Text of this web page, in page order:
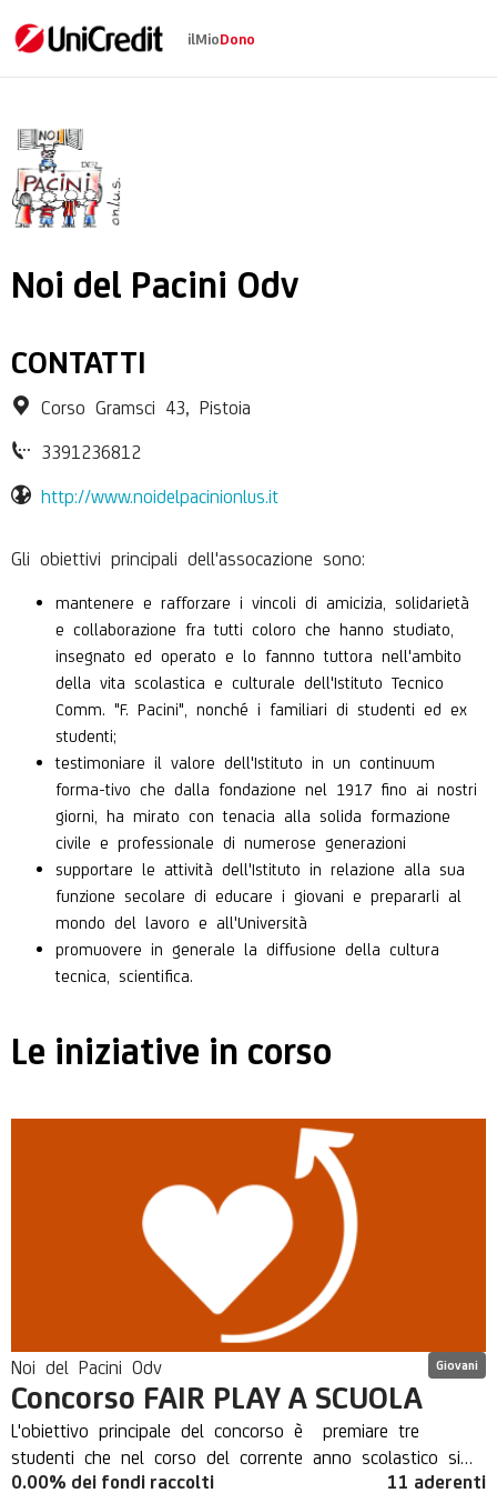
Noi del Pacini Odv
ilMioDono
Noi del Pacini Odv
CONTATTI
Corso Gramsci 43, Pistoia
3391236812
http://www.noidelpacinionlus.it
Gli obiettivi principali dell'assocazione sono:
mantenere e rafforzare i vincoli di amicizia, solidarietà
e collaborazione fra tutti coloro che hanno studiato,
insegnato ed operato e lo fannno tuttora nell'ambito
della vita scolastica e culturale dell'Istituto Tecnico
Comm. "F. Pacini", nonché i familiari di studenti ed ex
studenti;
testimoniare il valore dell'Istituto in un continuum
forma-tivo che dalla fondazione nel 1917 fino ai nostri
giorni, ha mirato con tenacia alla solida formazione
civile e professionale di numerose generazioni
supportare le attività dell'Istituto in relazione alla sua
funzione secolare di educare i giovani e prepararli al
mondo del lavoro e all'Università
promuovere in generale la diffusione della cultura
tecnica, scientifica.
Le iniziative in corso
Noi del Pacini Odv Giovani
Concorso FAIR PLAY A SCUOLA
L'obiettivo principale del concorso è premiare tre
studenti che nel corso del corrente anno scolastico si
distinguano per significativi gesti di altruismo e/o per
0.00% dei fondi raccolti 11 aderenti